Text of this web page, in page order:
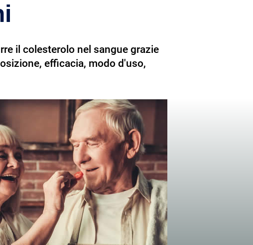
il colesterolo nel sangue grazie
efficacia, modo d'uso,